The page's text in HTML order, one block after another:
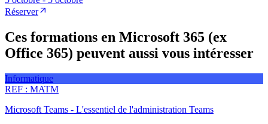
Réserver
Ces formations en Microsoft 365 (ex
Office 365) peuvent aussi vous intéresser
Informatique
REF : MATM
Microsoft Teams - L'essentiel de l'administration Teams